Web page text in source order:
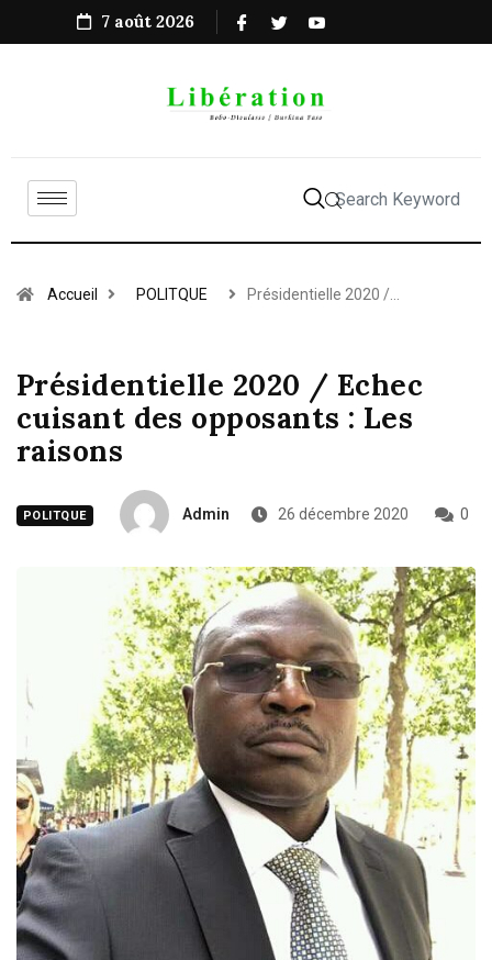
7 août 2026
Accueil POLITQUE Présidentielle 2020 /…
Présidentielle 2020 / Echec
cuisant des opposants : Les
raisons
POLITQUE Admin 26 décembre 2020 0